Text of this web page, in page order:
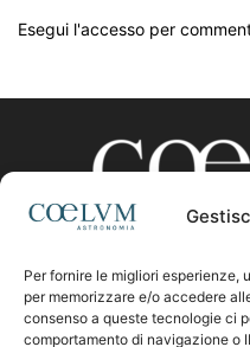
Per fornire le migliori
per memorizzare e/o accedere
consenso a queste tecnologie ci
comportamento di navigazione o
Esegui l'accesso per
CHI